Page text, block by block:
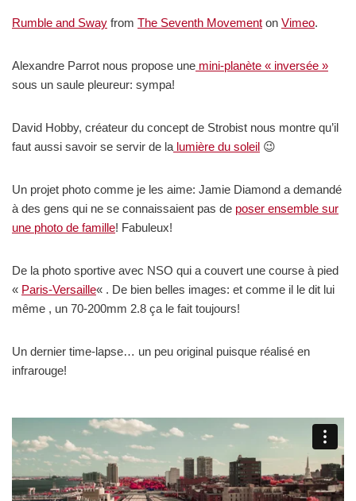
Rumble and Sway from The Seventh Movement on Vimeo.
Alexandre Parrot nous propose une mini-planète « inversée »
sous un saule pleureur: sympa!
David Hobby, créateur du concept de Strobist nous montre qu’il
faut aussi savoir se servir de la lumière du soleil 😉
Un projet photo comme je les aime: Jamie Diamond a demandé
à des gens qui ne se connaissaient pas de poser ensemble sur
une photo de famille! Fabuleux!
De la photo sportive avec NSO qui a couvert une course à pied
« Paris-Versaille« . De bien belles images: et comme il le dit lui
même , un 70-200mm 2.8 ça le fait toujours!
Un dernier time-lapse… un peu original puisque réalisé en
infrarouge!